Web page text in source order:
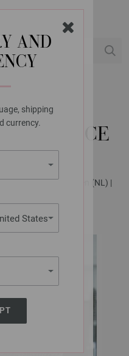
AND
shipping
currency.
States
LACE
+ Breibeschrijvingen (NL) |